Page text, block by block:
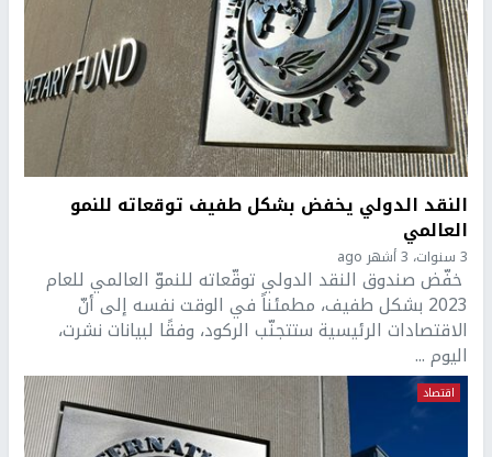
النقد الدولي يخفض بشكل طفيف توقعاته للنمو
العالمي
3 سنوات، 3 أشهر ago
خفّض صندوق النقد الدولي توقّعاته للنموّ العالمي للعام
2023 بشكل طفيف، مطمئناً في الوقت نفسه إلى أنّ
الاقتصادات الرئيسية ستتجنّب الركود، وفقًا لبيانات نشرت،
اليوم ...
اقتصاد